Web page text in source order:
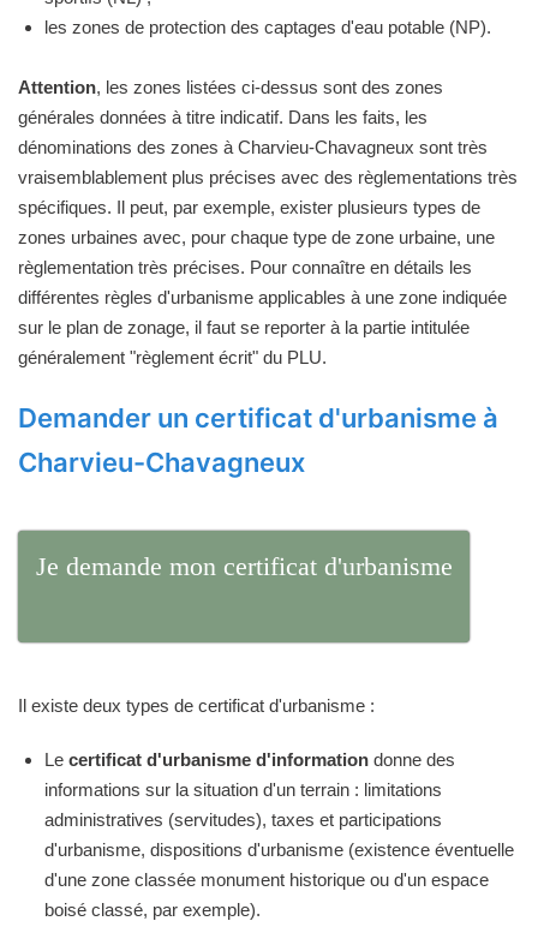
les zones de protection des captages d'eau potable (NP).
Attention, les zones listées ci-dessus sont des zones
générales données à titre indicatif. Dans les faits, les
dénominations des zones à Charvieu-Chavagneux sont très
vraisemblablement plus précises avec des règlementations très
spécifiques. Il peut, par exemple, exister plusieurs types de
zones urbaines avec, pour chaque type de zone urbaine, une
règlementation très précises. Pour connaître en détails les
différentes règles d'urbanisme applicables à une zone indiquée
sur le plan de zonage, il faut se reporter à la partie intitulée
généralement "règlement écrit" du PLU.
Demander un certificat d'urbanisme à
Charvieu-Chavagneux
Je demande mon certificat d'urbanisme
Il existe deux types de certificat d'urbanisme :
Le certificat d'urbanisme d'information donne des
informations sur la situation d'un terrain : limitations
administratives (servitudes), taxes et participations
d'urbanisme, dispositions d'urbanisme (existence éventuelle
d'une zone classée monument historique ou d'un espace
boisé classé, par exemple).